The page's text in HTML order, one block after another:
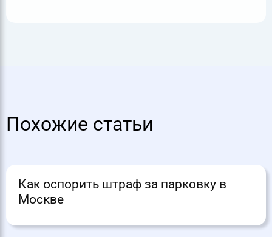
Похожие статьи
Как оспорить штраф за парковку в
Москве